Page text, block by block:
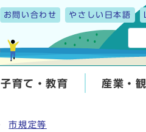
お問い合わせ やさしい日本語
子育て・教育 産業・
市規定等